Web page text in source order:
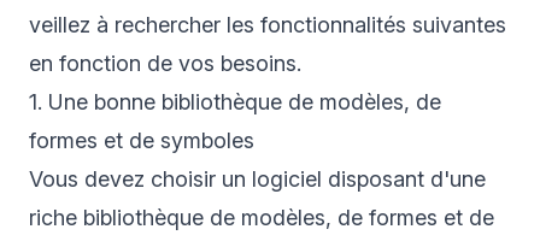
veillez à rechercher les fonctionnalités suivantes
en fonction de vos besoins.
1. Une bonne bibliothèque de modèles, de
formes et de symboles
Vous devez choisir un logiciel disposant d'une
riche bibliothèque de modèles, de formes et de